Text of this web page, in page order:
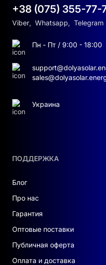
ПОДДЕРЖКА
Блог
Про нас
Гарантия
Оптовые поставки
Публичная оферта
Оплата и доставка
+38 (075) 355-77-
Viber, Whatsapp, Telegram
Пн - Пт / 9:00 - 18:00
Украина